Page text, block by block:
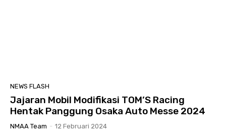
NEWS FLASH
Jajaran Mobil Modifikasi TOM’S Racing
Hentak Panggung Osaka Auto Messe 2024
NMAA Team - 12 Februari 2024